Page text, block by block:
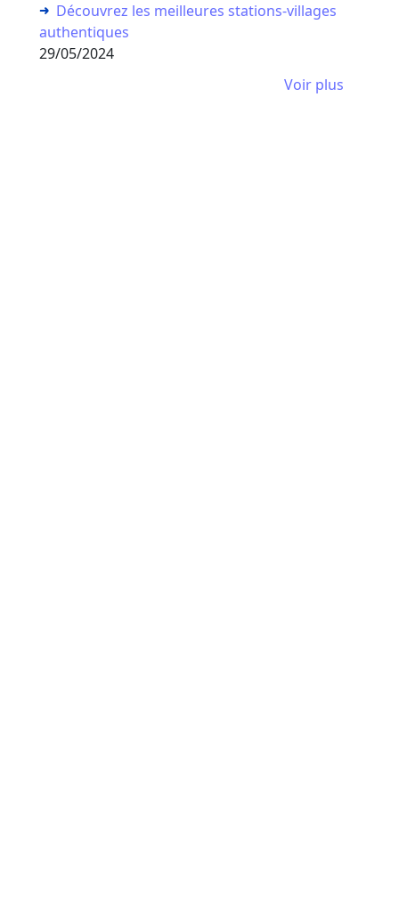
Découvrez les meilleures stations-villages
authentiques
29/05/2024
Voir plus